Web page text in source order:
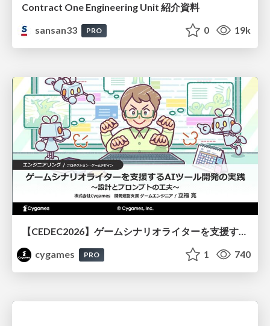
Contract One Engineering Unit 紹介資料
sansan33
PRO 0 19k
【CEDEC2026】ゲームシナリオライターを支援するAIツール開発の実践 ― 設計とプロンプトの工夫 ―
cygames
PRO 1 740